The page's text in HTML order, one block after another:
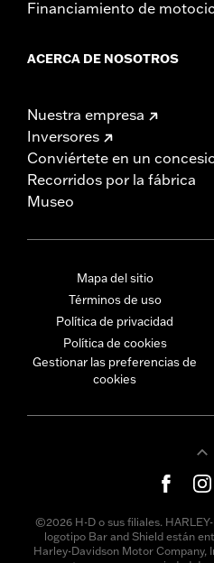
Financiamiento de
ACERCA DE NOSOTROS
Nuestra empresa
Inversores
Conviértete en un
Recorridos por la fábrica
Museo
Mapa del sitio
Términos de uso
Política de privacidad
Política de cookies
Gestionar las preferencias de
cookies
©2026 H-D o sus filiales.
logotipo Bar and Shield están
Harley-Davidson Motor Company,